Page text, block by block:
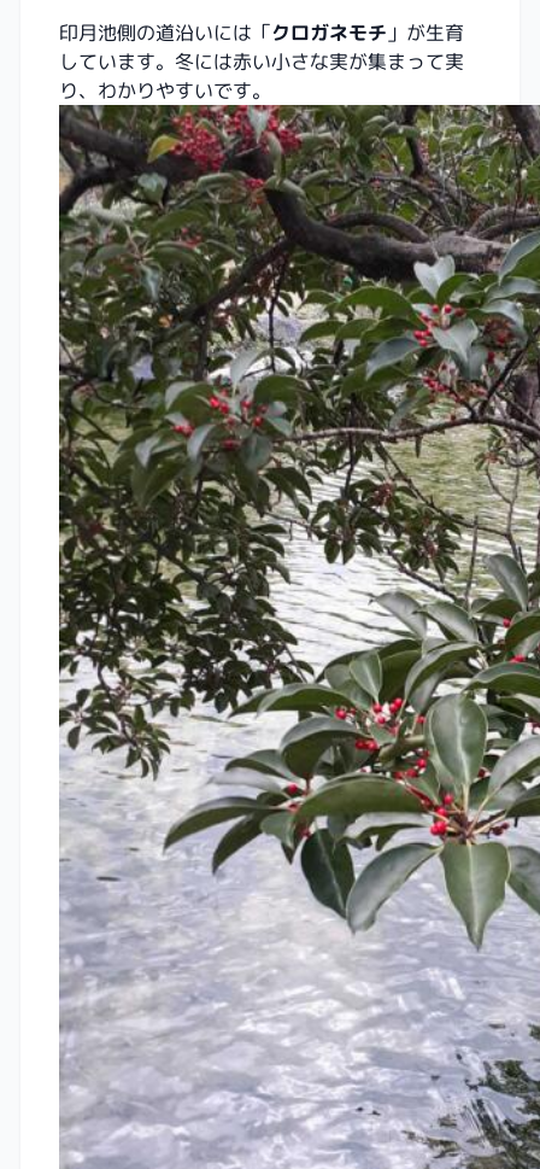
印月池側の道沿いには「クロガネモチ 」が生育
しています。冬には赤い小さな実が集まって実
り、わかりやすいです。